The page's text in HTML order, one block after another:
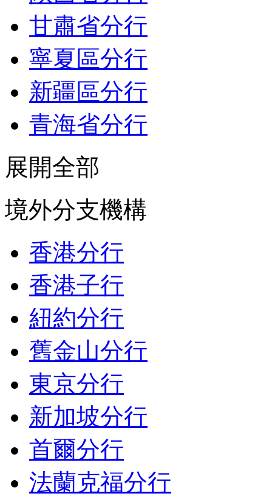
甘肅省分行
寧夏區分行
新疆區分行
青海省分行
展開全部
境外分支機構
香港分行
香港子行
紐約分行
舊金山分行
東京分行
新加坡分行
首爾分行
法蘭克福分行